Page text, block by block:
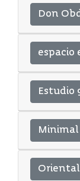
Don
espacio
Estudio
Minimal